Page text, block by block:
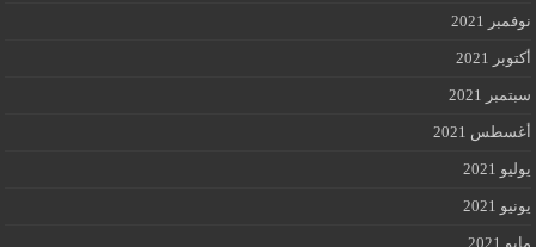
نوفمبر 2021
أكتوبر 2021
سبتمبر 2021
أغسطس 2021
يوليو 2021
يونيو 2021
مايو 2021